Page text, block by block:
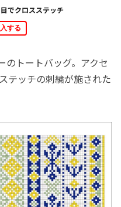
でクロスステッチ
する
のトートバッグ。アクセ
テッチの刺繍が施された